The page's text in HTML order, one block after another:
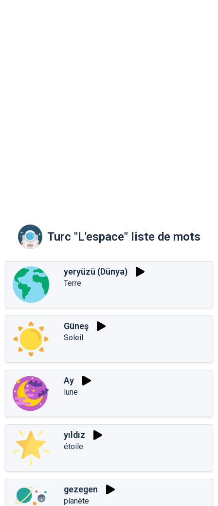
Turc "L'espace" liste de mots
yeryüzü (Dünya)
Terre
Güneş
Soleil
Ay
lune
yıldız
étoile
gezegen
planète